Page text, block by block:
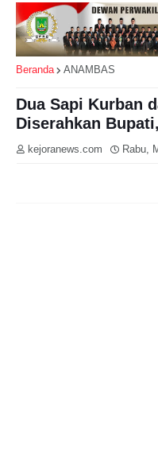
Beranda ANAMBAS
Dua Sapi Kurban
Diserahkan
kejoranews.com Rabu,